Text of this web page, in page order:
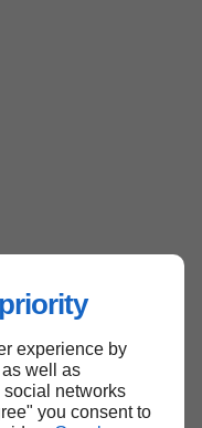
experience by
well as
networks
you consent to